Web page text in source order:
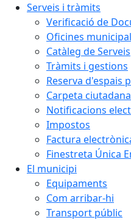
Serveis i tràmits
Verificació de
Oficines
Catàleg de Serveis
Tràmits i gestions
Reserva d'espais
Carpeta ciutadana
Notificacions
Impostos
Factura
Finestreta Única
El municipi
Equipaments
Com arribar-hi
Transport públic